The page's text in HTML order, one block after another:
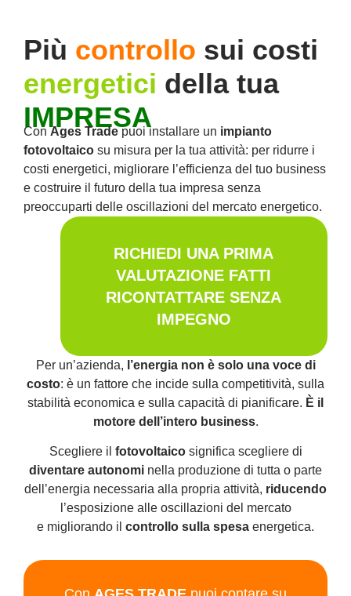
Più controllo sui costi
energetici della tua
IMPRESA
ConAges Tradepuoi installare un impianto
fotovoltaico su misura per la tua attività: per ridurre i
costi energetici, migliorare l’efficienza del tuo business
e costruire il futuro della tua impresa senza
preoccuparti delle oscillazioni del mercato energetico.
RICHIEDI UNA PRIMA
VALUTAZIONE FATTI
RICONTATTARE SENZA
IMPEGNO
Per un’azienda, l’energia non è solo una voce di
costo: è un fattore che incide sulla competitività, sulla
stabilità economica e sulla capacità di pianificare. È il
motore dell’intero business.
Scegliere il fotovoltaicosignifica scegliere di
diventare autonomi nella produzione di tutta o parte
dell’energia necessaria alla propria attività, riducendo
l’esposizione alle oscillazioni del mercato
e migliorando il controllo sulla spesa energetica.